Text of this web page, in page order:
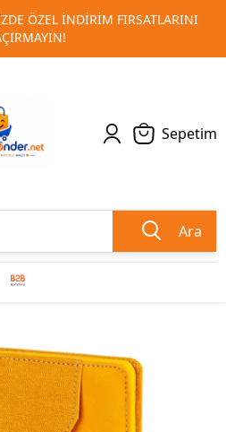
VE MATBAA
TESLIMAT!
1 2
Sepetim
Ara